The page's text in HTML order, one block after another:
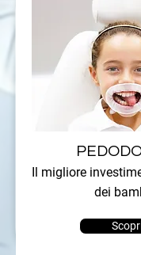
Il migliore
dei